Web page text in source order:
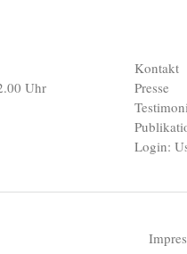
Uhr
Kontakt
Presse
Login: